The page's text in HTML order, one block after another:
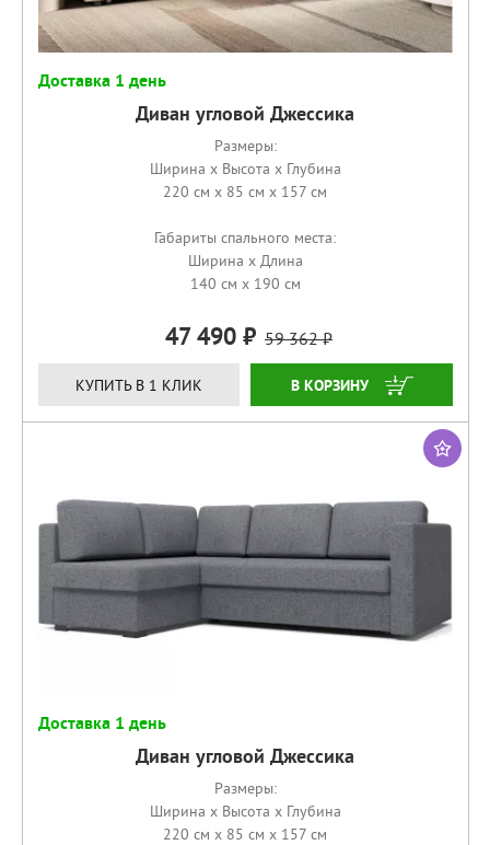
Доставка 1 день
Диван угловой Джессика
Размеры:
Ширина x Высота x Глубина
220 см x 85 см x 157 см
Габариты спального места:
Ширина x Длина
140 см x 190 см
47 490 59 362
КУПИТЬ В 1 КЛИК КУПИТЬ
Доставка 1 день
Диван угловой Джессика
Размеры:
Ширина x Высота x Глубина
220 см x 85 см x 157 см